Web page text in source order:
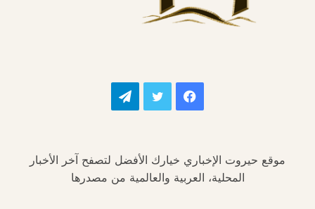
فيسبوك تويتر تيلقرام
موقع حيروت الإخباري خيارك الأفضل لتصفح آخر الأخبار
المحلية، العربية والعالمية من مصدرها